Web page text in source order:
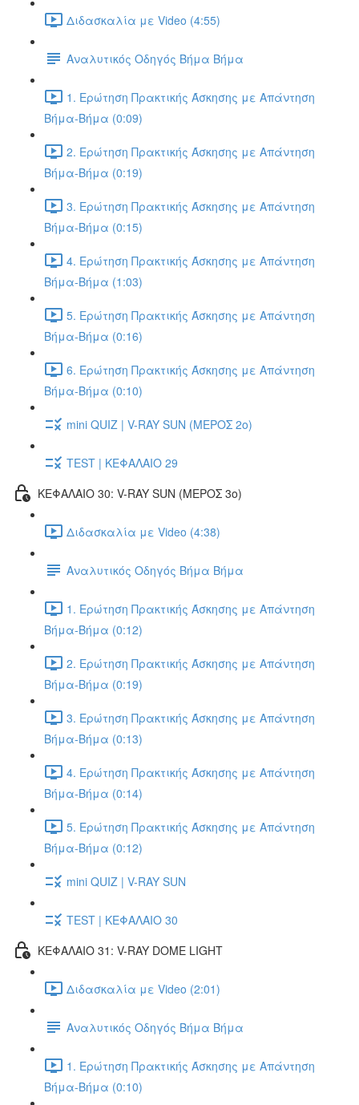
Διδασκαλία με Video (4:55)
Αναλυτικός Οδηγός Βήμα Βήμα
1. Ερώτηση Πρακτικής Άσκησης με Απάντηση
Βήμα-Βήμα (0:09)
2. Ερώτηση Πρακτικής Άσκησης με Απάντηση
Βήμα-Βήμα (0:19)
3. Ερώτηση Πρακτικής Άσκησης με Απάντηση
Βήμα-Βήμα (0:15)
4. Ερώτηση Πρακτικής Άσκησης με Απάντηση
Βήμα-Βήμα (1:03)
5. Ερώτηση Πρακτικής Άσκησης με Απάντηση
Βήμα-Βήμα (0:16)
6. Ερώτηση Πρακτικής Άσκησης με Απάντηση
Βήμα-Βήμα (0:10)
mini QUIZ | V-RAY SUN (ΜΕΡΟΣ 2o)
TEST | ΚΕΦΑΛΑΙΟ 29
ΚΕΦΑΛΑΙΟ 30: V-RAY SUN (ΜΕΡΟΣ 3o)
Διδασκαλία με Video (4:38)
Αναλυτικός Οδηγός Βήμα Βήμα
1. Ερώτηση Πρακτικής Άσκησης με Απάντηση
Βήμα-Βήμα (0:12)
2. Ερώτηση Πρακτικής Άσκησης με Απάντηση
Βήμα-Βήμα (0:19)
3. Ερώτηση Πρακτικής Άσκησης με Απάντηση
Βήμα-Βήμα (0:13)
4. Ερώτηση Πρακτικής Άσκησης με Απάντηση
Βήμα-Βήμα (0:14)
5. Ερώτηση Πρακτικής Άσκησης με Απάντηση
Βήμα-Βήμα (0:12)
mini QUIZ | V-RAY SUN
TEST | ΚΕΦΑΛΑΙΟ 30
ΚΕΦΑΛΑΙΟ 31: V-RAY DOME LIGHT
Διδασκαλία με Video (2:01)
Αναλυτικός Οδηγός Βήμα Βήμα
1. Ερώτηση Πρακτικής Άσκησης με Απάντηση
Βήμα-Βήμα (0:10)